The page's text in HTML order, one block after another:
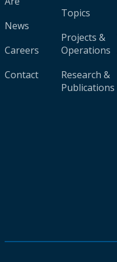
News
Careers
Contact
Topics
Projects &
Operations
Research &
Publications